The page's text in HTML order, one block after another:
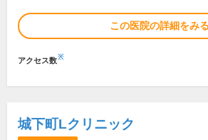
この医院の詳細をみる
アクセス数※
城下町Lクリニック